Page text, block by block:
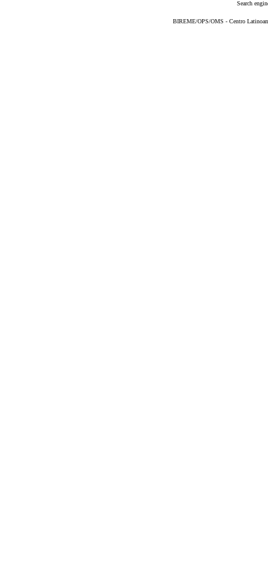
Search
BIREME/OPS/OMS - Centro